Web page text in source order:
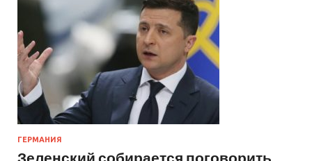
ГЕРМАНИЯ
Зеленский собирается поговорить